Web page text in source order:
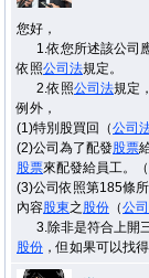
您好，
1.依您所述該公司
依照公司法規定。
2.依照公司法規定
例外，
(1)特別股買回（公司
(2)公司為了配發股票
股票來配發給員工。（
(3)公司依照第185條
內容股東之 股份 （公
3.除非是符合上開
股份 ，但如果可以找